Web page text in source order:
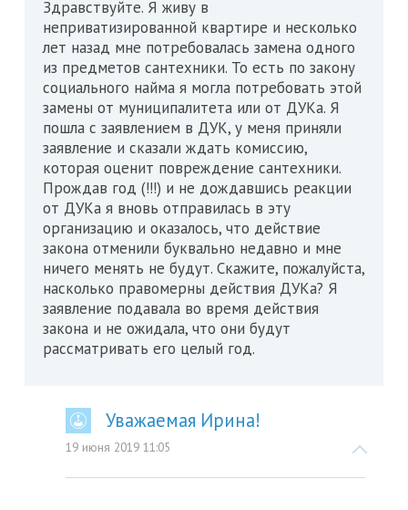
Здравствуйте. Я живу в
неприватизированной квартире и несколько
лет назад мне потребовалась замена одного
из предметов сантехники. То есть по закону
социального найма я могла потребовать этой
замены от муниципалитета или от ДУКа. Я
пошла с заявлением в ДУК, у меня приняли
заявление и сказали ждать комиссию,
которая оценит повреждение сантехники.
Прождав год (!!!) и не дождавшись реакции
от ДУКа я вновь отправилась в эту
организацию и оказалось, что действие
закона отменили буквально недавно и мне
ничего менять не будут. Скажите, пожалуйста,
насколько правомерны действия ДУКа? Я
заявление подавала во время действия
закона и не ожидала, что они будут
рассматривать его целый год.
Уважаемая Ирина!
19 июня 2019 11:05